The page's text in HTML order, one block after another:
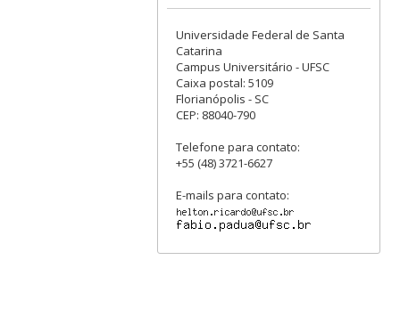
Universidade Federal de Santa
Catarina
Campus Universitário - UFSC
Caixa postal: 5109
Florianópolis - SC
CEP: 88040-790
Telefone para contato:
+55 (48) 3721-6627
E-mails para contato: